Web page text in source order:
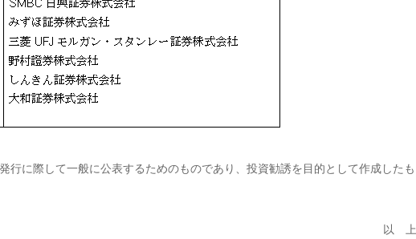
行に際して一般に公表するためのものであり、投資勧誘を目的として作成したも
以 上